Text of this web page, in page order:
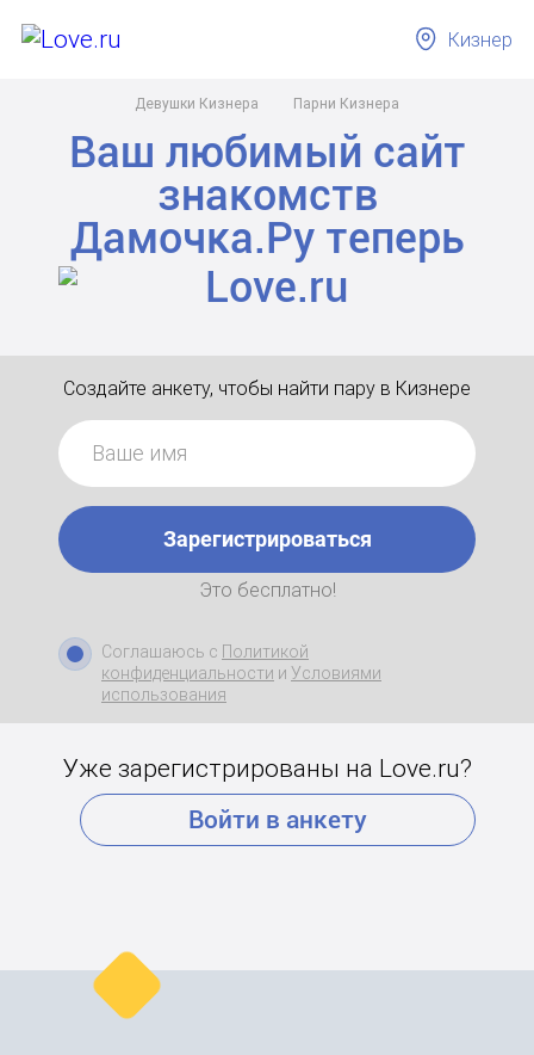
Девушки Кизнера Парни Кизнера
Кизнер
Ваш любимый сайт
знакомств
Дамочка.Рутеперь
Создайте анкету, чтобы найти пару в Кизнере
Зарегистрироваться
Это бесплатно!
Соглашаюсь с Политикой
конфиденциальности и Условиями
использования
Уже зарегистрированы на Love.ru?
Войти в анкету